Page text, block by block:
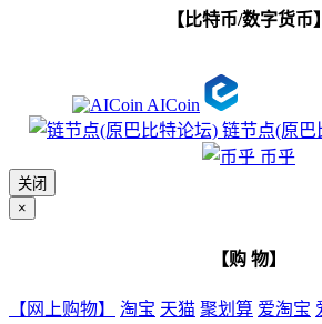
【比特币/数字货币】
AICoin
链节点(原巴
币乎
关闭
×
【购 物】
【网上购物】 淘宝 天猫 聚划算 爱淘宝